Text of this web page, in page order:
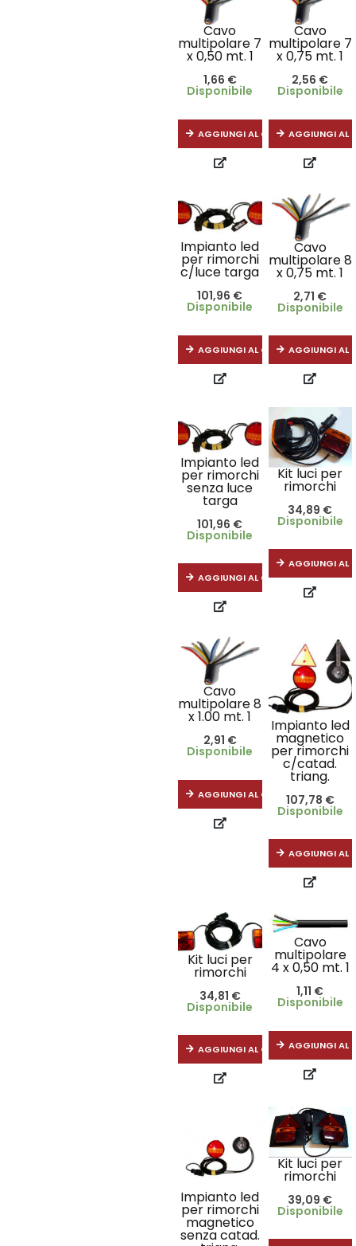
Cavo
multipolare 7
x 0,50 mt. 1
1,66 €
Disponibile
AGGIUNGI AL CARRELLO
Cavo
multipolare 7
x 0,75 mt. 1
2,56 €
Disponibile
AGGIUNGI AL
Impianto led
per rimorchi
c/luce targa
101,96 €
Disponibile
AGGIUNGI AL CARRELLO
Cavo
multipolare 8
x 0,75 mt. 1
2,71 €
Disponibile
AGGIUNGI AL
Impianto led
per rimorchi
senza luce
targa
101,96 €
Disponibile
AGGIUNGI AL CARRELLO
Kit luci per
rimorchi
34,89 €
Disponibile
AGGIUNGI AL
Cavo
multipolare 8
x 1.00 mt. 1
2,91 €
Disponibile
AGGIUNGI AL CARRELLO
Impianto led
magnetico
per rimorchi
c/catad.
triang.
107,78 €
Disponibile
AGGIUNGI AL
Kit luci per
rimorchi
34,81 €
Disponibile
AGGIUNGI AL CARRELLO
Cavo
multipolare
4 x 0,50 mt. 1
1,11 €
Disponibile
AGGIUNGI AL
Impianto led
per rimorchi
magnetico
senza catad.
Kit luci per
rimorchi
39,09 €
Disponibile